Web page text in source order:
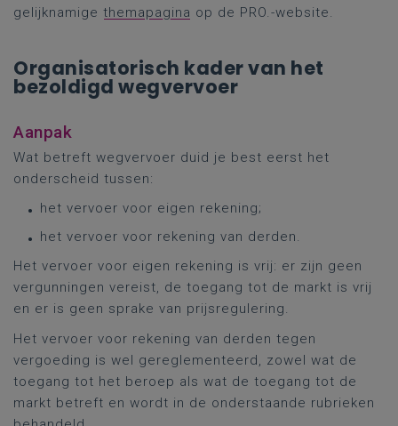
gelijknamige themapagina op de PRO.-website.
Organisatorisch kader van het
bezoldigd wegvervoer
Aanpak
Wat betreft wegvervoer duid je best eerst het
onderscheid tussen:
het vervoer voor eigen rekening;
het vervoer voor rekening van derden.
Het vervoer voor eigen rekening is vrij: er zijn geen
vergunningen vereist, de toegang tot de markt is vrij
en er is geen sprake van prijsregulering.
Het vervoer voor rekening van derden tegen
vergoeding is wel gereglementeerd, zowel wat de
toegang tot het beroep als wat de toegang tot de
markt betreft en wordt in de onderstaande rubrieken